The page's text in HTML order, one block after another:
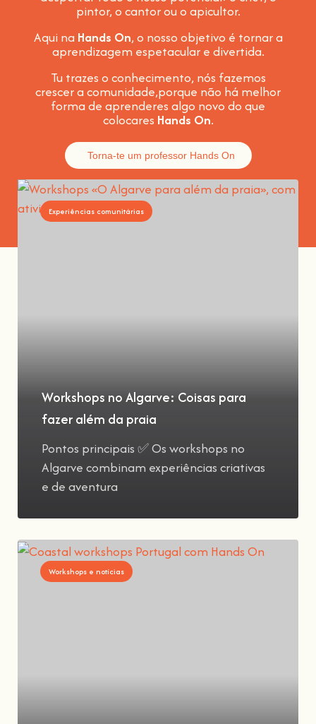
pintor, o cantor ou o apicultor.
Aqui na Hands On, o nosso objetivo é tornar a
aprendizagem espetacular e divertida.
Tu trazes o conhecimento, nós fazemos
crescer a comunidade,porque não há melhor
forma de aprenderes algo novo do que
colocares Hands On.
Torna-te um professor Hands On
Experiências comunitárias
Workshops no Algarve: Coisas para
fazer além da praia
Pontos principais ✅ Os workshops no
Algarve combinam experiências criativas
e de aventura
Workshops e notícias